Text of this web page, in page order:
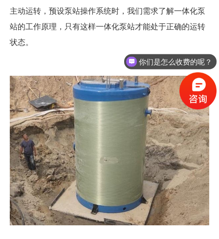
主动运转，预设泵站操作系统时，我们需求了解一体化泵
站的工作原理，只有这样一体化泵站才能处于正确的运转
状态。
你们是怎么收费的呢？